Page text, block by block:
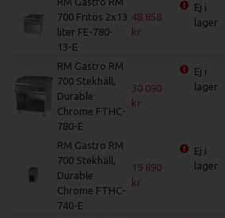
700 Fritös 2x13
liter FE-780-
13-E
48 858
Ej i
lager
RM Gastro RM
700 Stekhäll,
Durable
Chrome FTHC-
780-E
30 090
Ej i
lager
RM Gastro RM
700 Stekhäll,
Durable
Chrome FTHC-
740-E
19 890
Ej i
lager